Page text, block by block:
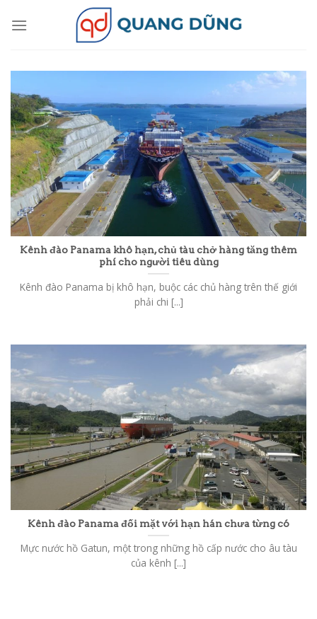
Kênh đào Panama khô hạn, chủ tàu chở hàng tăng thêm
phí cho người tiêu dùng
Kênh đào Panama bị khô hạn, buộc các chủ hàng trên thế giới
phải chi [...]
Kênh đào Panama đối mặt với hạn hán chưa từng có
Mực nước hồ Gatun, một trong những hồ cấp nước cho âu tàu
của kênh [...]